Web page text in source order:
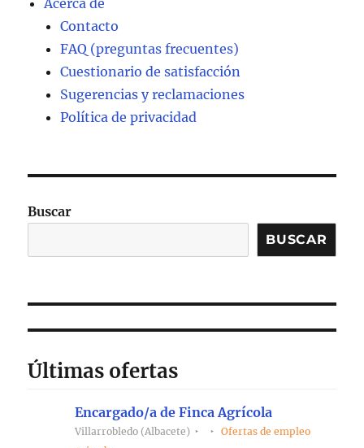
Acerca de
Contacto
FAQ (preguntas frecuentes)
Cuestionario de satisfacción
Sugerencias y reclamaciones
Política de privacidad
Buscar
BUSCAR
Últimas ofertas
Encargado/a de Finca Agrícola
Villarrobledo (Albacete)
Ofertas de empleo